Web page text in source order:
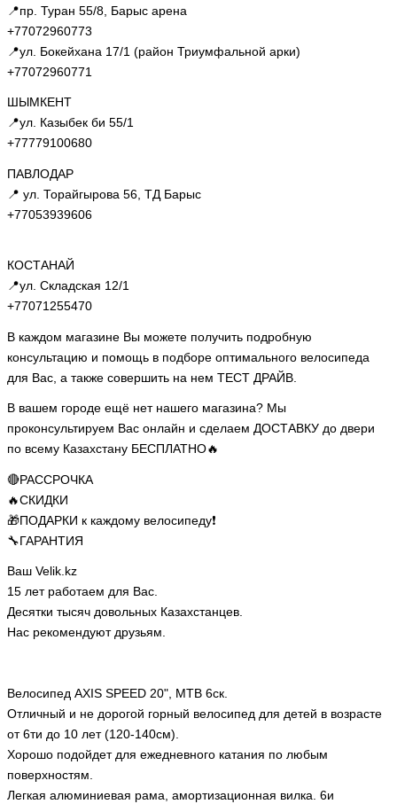
📍пр. Туран 55/8, Барыс арена
+77072960773
📍ул. Бокейхана 17/1 (район Триумфальной арки)
+77072960771
ШЫМКЕНТ
📍ул. Казыбек би 55/1
+77779100680
ПАВЛОДАР
📍 ул. Торайгырова 56, ТД Барыс
+77053939606
КОСТАНАЙ
📍ул. Складская 12/1
+77071255470
В каждом магазине Вы можете получить подробную
консультацию и помощь в подборе оптимального велосипеда
для Вас, а также совершить на нем ТЕСТ ДРАЙВ.
В вашем городе ещё нет нашего магазина? Мы
проконсультируем Вас онлайн и сделаем ДОСТАВКУ до двери
по всему Казахстану БЕСПЛАТНО🔥
🔴РАССРОЧКА
🔥СКИДКИ
🎁ПОДАРКИ к каждому велосипеду❗
🔧ГАРАНТИЯ
Ваш Velik.kz
15 лет работаем для Вас.
Десятки тысяч довольных Казахстанцев.
Нас рекомендуют друзьям.
Велосипед AXIS SPEED 20", MTB 6ск.
Отличный и не дорогой горный велосипед для детей в возрасте
от 6ти до 10 лет (120-140см).
Хорошо подойдет для ежедневного катания по любым
поверхностям.
Легкая алюминиевая рама, амортизационная вилка. 6и